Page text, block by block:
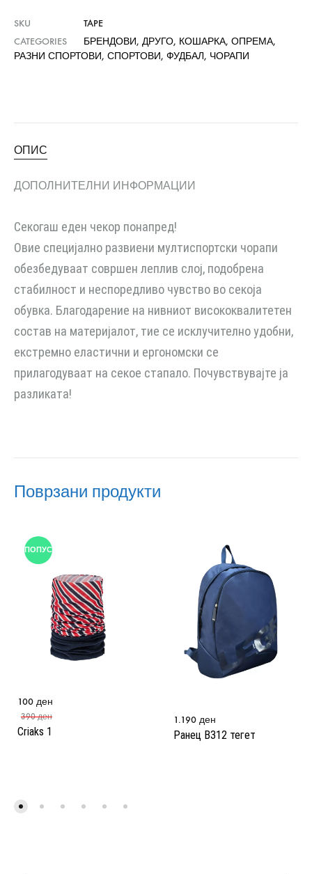
SKU
TAPE
CATEGORIES
БРЕНДОВИ, ДРУГО, КОШАРКА, ОПРЕМА,
РАЗНИ СПОРТОВИ, СПОРТОВИ, ФУДБАЛ, ЧОРАПИ
ОПИС
ДОПОЛНИТЕЛНИ ИНФОРМАЦИИ
Секогаш еден чекор понапред!
Овие специјално развиени мултиспортски чорапи
обезбедуваат совршен леплив слој, подобрена
стабилност и неспоредливо чувство во секоја
обувка. Благодарение на нивниот висококвалитетен
состав на материјалот, тие се исклучително удобни,
екстремно еластични и ергономски се
прилагодуваат на секое стапало. Почувствувајте ја
разликата!
Поврзани продукти
ПОПУСТ
Criaks 1
100 ден
390ден
Ранец B312 тегет
1.190 ден